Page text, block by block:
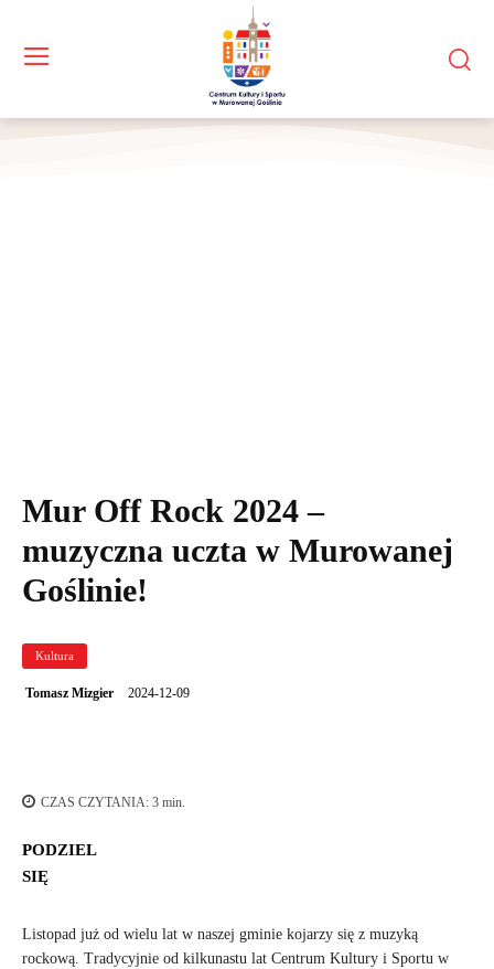
Mur Off Rock 2024 –
muzyczna uczta w Murowanej
Goślinie!
Kultura
Tomasz Mizgier 2024-12-09
CZAS CZYTANIA: 3 min.
PODZIEL
SIĘ
Listopad już od wielu lat w naszej gminie kojarzy się z muzyką
rockową. Tradycyjnie od kilkunastu lat Centrum Kultury i Sportu w